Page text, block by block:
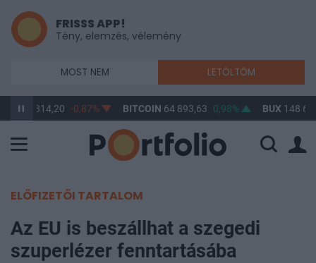
FRISSS APP!
Tény, elemzés, vélemény
MOST NEM LETÖLTÖM
HUF 314,20 -0,87% BITCOIN64 893,63 0,98% BUX148
ELŐFIZETŐI TARTALOM
Az EU is beszállhat a szegedi
szuperlézer fenntartásába